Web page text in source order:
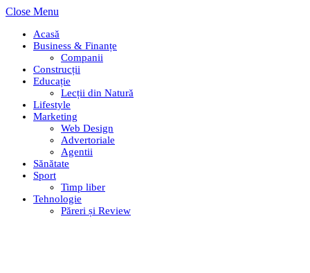
Close Menu
Acasă
Business & Finanțe
Companii
Construcții
Educație
Lecții din Natură
Lifestyle
Marketing
Web Design
Advertoriale
Agentii
Sănătate
Sport
Timp liber
Tehnologie
Păreri și Review